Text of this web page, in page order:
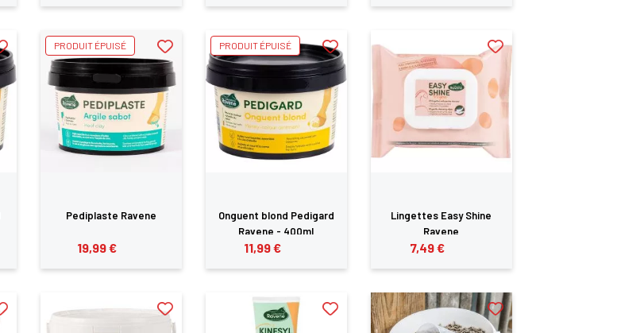
Pediplaste Ravene
19,99 €
PRODUIT ÉPUISÉ
Onguent blond Pedigard
Ravene - 400ml
11,99 €
PRODUIT ÉPUISÉ
Lingettes Easy Shine
Ravene
7,49 €